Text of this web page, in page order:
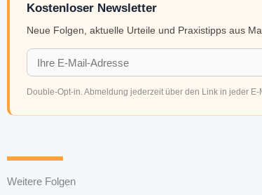
Kostenloser Newsletter
Neue Folgen, aktuelle Urteile und Praxistipps aus
Double-Opt-in. Abmeldung jederzeit über den Link in jeder E-
Weitere Folgen